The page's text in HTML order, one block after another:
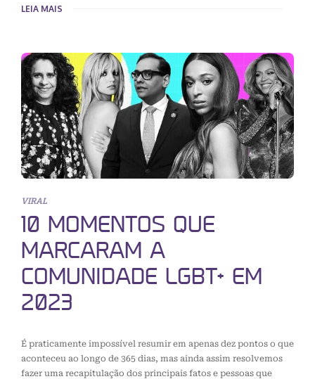
LEIA MAIS
VIRAL
10 MOMENTOS QUE
MARCARAM A
COMUNIDADE LGBT+ EM
2023
É praticamente impossível resumir em apenas dez pontos o que
aconteceu ao longo de 365 dias, mas ainda assim resolvemos
fazer uma recapitulação dos principais fatos e pessoas que